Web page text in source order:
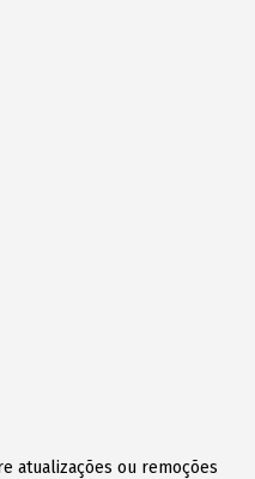
atualizações ou remoções